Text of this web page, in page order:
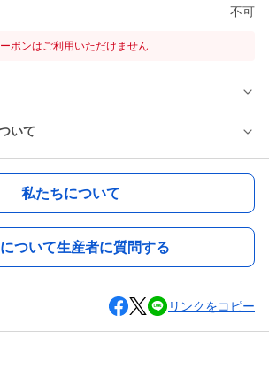
不可
ポンはご利用いただけません
いて
私たちについて
ついて生産者に質問する
リンクをコピー